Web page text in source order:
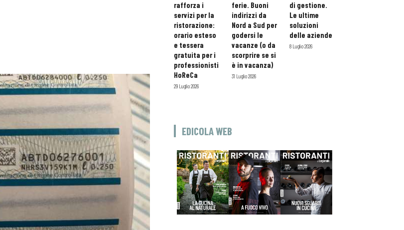
rafforza i
servizi per la
ristorazione:
orario esteso
e tessera
gratuita per i
professionisti
HoReCa
29 Luglio 2026
ferie. Buoni
indirizzi da
Nord a Sud per
godersi le
vacanze (o da
scorprire se si
è in vacanza)
31 Luglio 2026
di gestione.
Le ultime
soluzioni
delle aziende
8 Luglio 2026
EDICOLA WEB